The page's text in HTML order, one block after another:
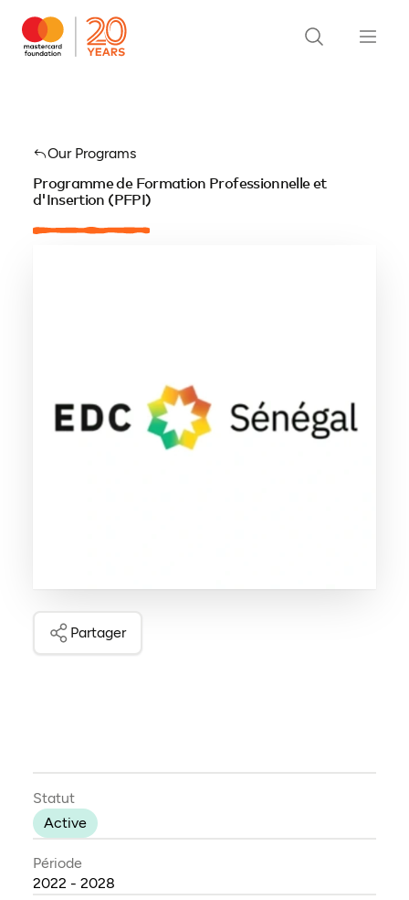
Our Programs
Programme de Formation Professionnelle et
d'Insertion (PFPI)
Partager
Statut
Active
Période
2022 - 2028